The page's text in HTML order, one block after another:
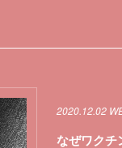
2020.12.02
なぜワクチ